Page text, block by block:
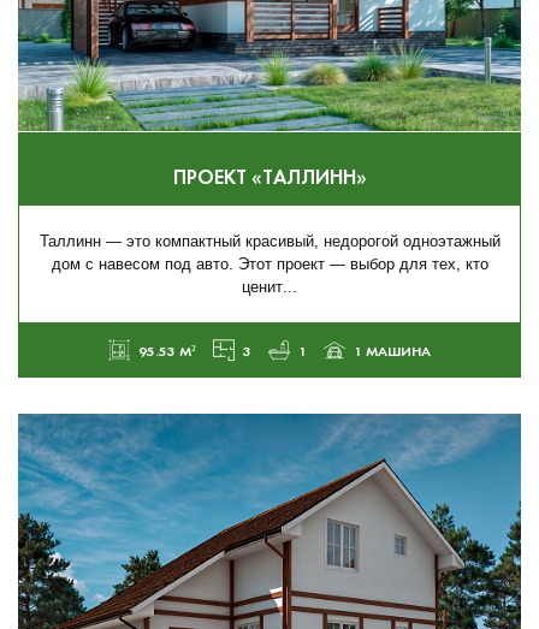
ПРОЕКТ «ТАЛЛИНН»
Таллинн — это компактный красивый, недорогой одноэтажный
дом с навесом под авто. Этот проект — выбор для тех, кто
ценит...
95.53 М² 3 1 1 МАШИНА